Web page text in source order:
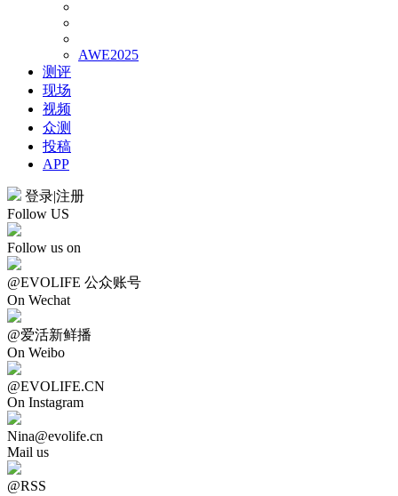
AWE2025
测评
现场
视频
众测
投稿
APP
登录|注册
Follow US
Follow us on
@EVOLIFE 公众账号
On Wechat
@爱活新鲜播
On Weibo
@EVOLIFE.CN
On Instagram
Nina@evolife.cn
Mail us
@RSS